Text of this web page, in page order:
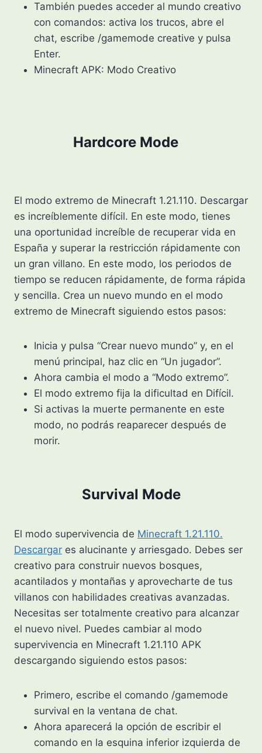
También puedes acceder al mundo creativo
con comandos: activa los trucos, abre el
chat, escribe /gamemode creative y pulsa
Enter.
Minecraft APK: Modo Creativo
Hardcore Mode
El modo extremo de Minecraft 1.21.110. Descargar
es increíblemente difícil. En este modo, tienes
una oportunidad increíble de recuperar vida en
España y superar la restricción rápidamente con
un gran villano. En este modo, los periodos de
tiempo se reducen rápidamente, de forma rápida
y sencilla. Crea un nuevo mundo en el modo
extremo de Minecraft siguiendo estos pasos:
Inicia y pulsa “Crear nuevo mundo” y, en el
menú principal, haz clic en “Un jugador”.
Ahora cambia el modo a “Modo extremo”.
El modo extremo fija la dificultad en Difícil.
Si activas la muerte permanente en este
modo, no podrás reaparecer después de
morir.
Survival Mode
El modo supervivencia de Minecraft 1.21.110.
Descargar es alucinante y arriesgado. Debes ser
creativo para construir nuevos bosques,
acantilados y montañas y aprovecharte de tus
villanos con habilidades creativas avanzadas.
Necesitas ser totalmente creativo para alcanzar
el nuevo nivel. Puedes cambiar al modo
supervivencia en Minecraft 1.21.110 APK
descargando siguiendo estos pasos:
Primero, escribe el comando /gamemode
survival en la ventana de chat.
Ahora aparecerá la opción de escribir el
comando en la esquina inferior izquierda de